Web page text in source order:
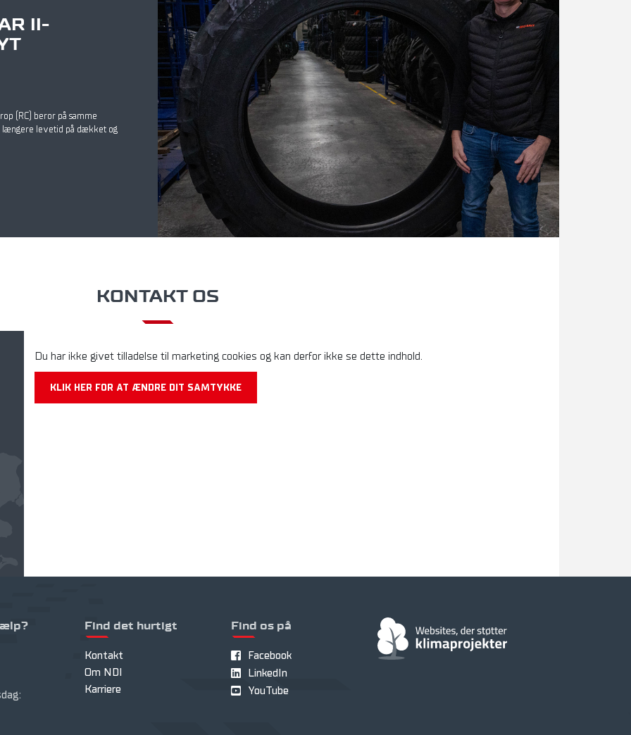
II-
(RC) beror på samme
længere levetid på dækket og
KONTAKT OS
Du har ikke givet tilladelse til marketing cookies og kan derfor ikke se dette indhold.
KLIK HER FOR AT ÆNDRE DIT SAMTYKKE
Find det hurtigt
Kontakt
Om NDI
Karriere
Find os på
Facebook
LinkedIn
YouTube